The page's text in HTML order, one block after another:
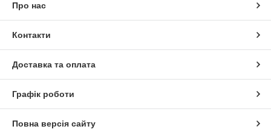
Про нас
Контакти
Доставка та оплата
Графік роботи
Повна версія сайту